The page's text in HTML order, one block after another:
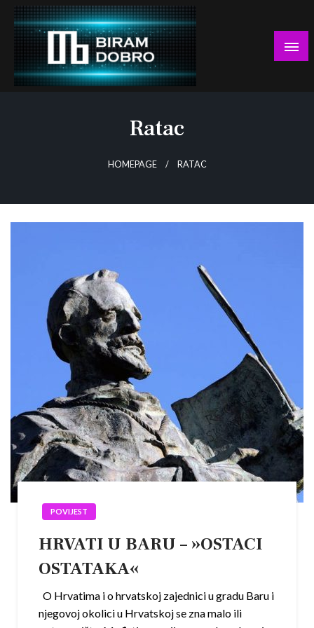
Skip
content
Ratac
HOMEPAGE RATAC
POVIJEST
HRVATI U BARU – »OSTACI
OSTATAKA«
O Hrvatima i o hrvatskoj zajednici u gradu Baru i
njegovoj okolici u Hrvatskoj se zna malo ili